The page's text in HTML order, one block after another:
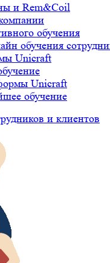
и Rem&Coil
обучения
обучения
Unicraft
Unicraft
обучение
и клиентов